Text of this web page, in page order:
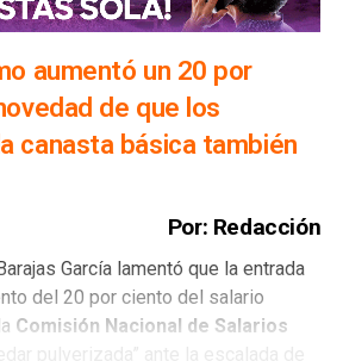
aumentó un 20 por
de que los
canasta básica también
Por: Redacción
García lamentó que la entrada
del 20 por ciento del salario
Comisión Nacional de Salarios